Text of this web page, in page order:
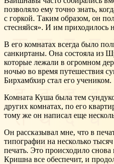
позволяло ему точно знать,
с горкой. Таким образом, он
стесняйся». И им приходилось
В его комнатах всегда было
санкиртаны. Она состояла из
которые лежали в огромном
ночью во время путешествия
Бирхамбхир стал его учеником.
Комната Куша была тем
других комнатах, по его
тому же он написал еще
Он рассказывал мне, что в
типографии на несколько
печать. Это происходило снова
Кришна все обеспечит, и